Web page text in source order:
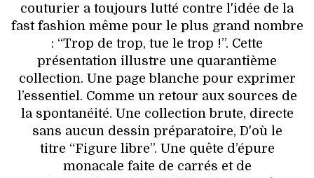
couturier a toujours lutté contre l'idée de la
fast fashion même pour le plus grand nombre
: “Trop de trop, tue le trop !”. Cette
présentation illustre une quarantième
collection. Une page blanche pour exprimer
l’essentiel. Comme un retour aux sources de
la spontanéité. Une collection brute, directe
sans aucun dessin préparatoire, D'où le
titre “Figure libre”. Une quête d’épure
monacale faite de carrés et de